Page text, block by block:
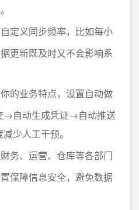
定义同步频率，比如每小
更新既及时又不会影响系
的业务特点，设置自动做
→自动生成凭证→自动推送
少人工干预。
务、运营、仓库等各部门
保障信息安全，避免数据